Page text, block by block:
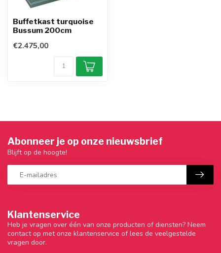
Buffetkast turquoise
Bussum 200cm
€2.475,00
Klantenservice
Heb je vragen over één van onze producten of diensten? Neem
contact op met onze klantenservice of lees de veelgestelde
vragen door.
Abonneer je op onze nieuwsbrief
Blijft op de hoogte!